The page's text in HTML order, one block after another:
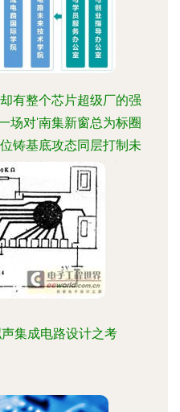
有整个芯片超级厂的强
场对'南集新窗总为标圈
铸基底攻态同层打制未
芯片功区单元组装夹链
集成电路设计之考